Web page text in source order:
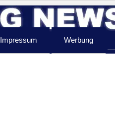
Impressum Werbung